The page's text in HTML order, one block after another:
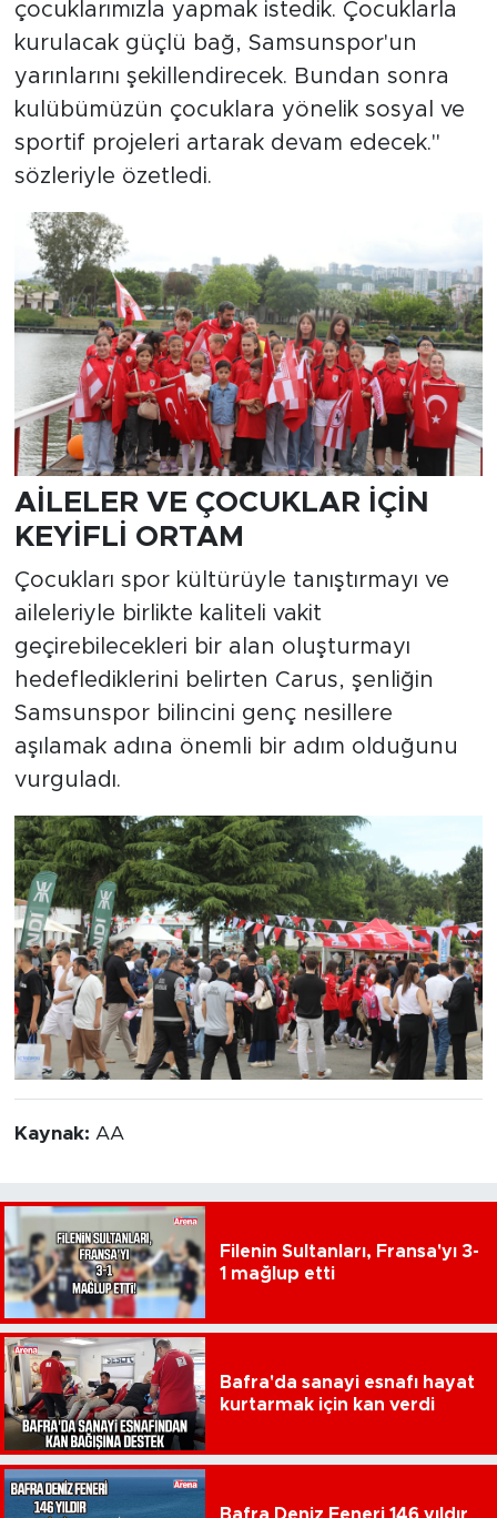
çocuklarımızla yapmak istedik. Çocuklarla
kurulacak güçlü bağ, Samsunspor'un
yarınlarını şekillendirecek. Bundan sonra
kulübümüzün çocuklara yönelik sosyal ve
sportif projeleri artarak devam edecek."
sözleriyle özetledi.
AİLELER VE ÇOCUKLAR İÇİN
KEYİFLİ ORTAM
Çocukları spor kültürüyle tanıştırmayı ve
aileleriyle birlikte kaliteli vakit
geçirebilecekleri bir alan oluşturmayı
hedeflediklerini belirten Carus, şenliğin
Samsunspor bilincini genç nesillere
aşılamak adına önemli bir adım olduğunu
vurguladı.
Kaynak: AA
Filenin Sultanları, Fransa'yı 3-
1 mağlup etti
Bafra'da sanayi esnafı hayat
kurtarmak için kan verdi
Bafra Deniz Feneri 146 yıldır